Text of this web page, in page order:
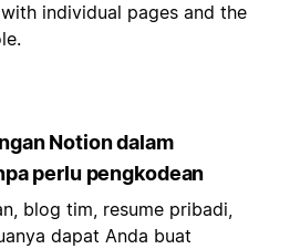
individual pages and the
Notion dalam
perlu pengkodean
blog tim, resume pribadi,
dapat Anda buat